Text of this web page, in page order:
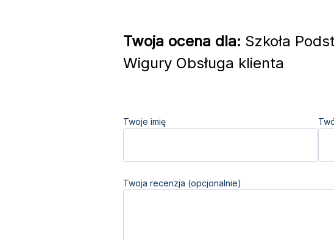
Twoja ocena dla: Szkoła
Wigury Obsługa klienta
Twoje imię
Twoja recenzja (opcjonalnie)